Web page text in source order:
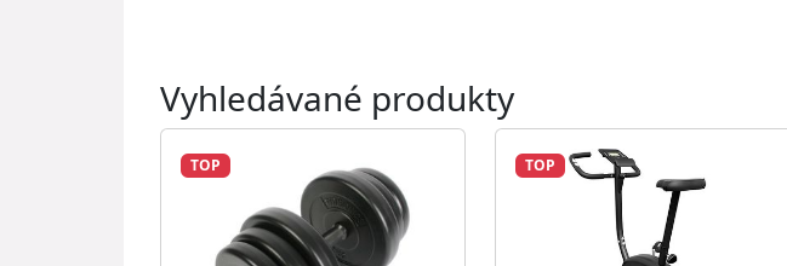
Vyhledávané produkty
TOP TOP